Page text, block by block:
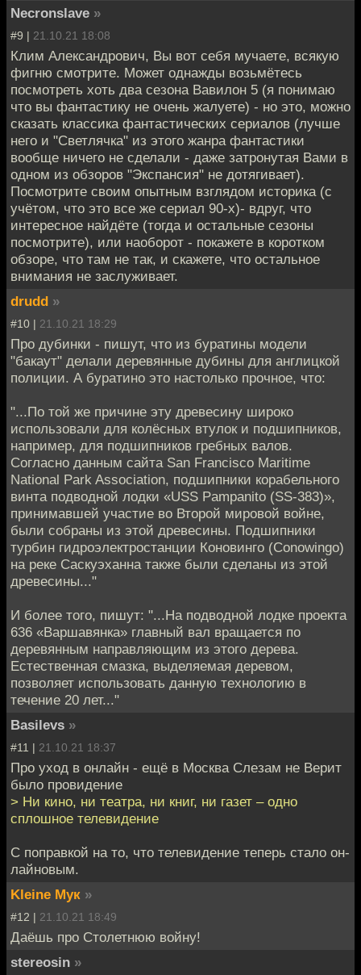
Necronslave »
#9 | 21.10.21 18:08
Клим Александрович, Вы вот себя мучаете, всякую
фигню смотрите. Может однажды возьмётесь
посмотреть хоть два сезона Вавилон 5 (я понимаю
что вы фантастику не очень жалуете) - но это, можно
сказать классика фантастических сериалов (лучше
него и "Светлячка" из этого жанра фантастики
вообще ничего не сделали - даже затронутая Вами в
одном из обзоров "Экспансия" не дотягивает).
Посмотрите своим опытным взглядом историка (с
учётом, что это все же сериал 90-х)- вдруг, что
интересное найдёте (тогда и остальные сезоны
посмотрите), или наоборот - покажете в коротком
обзоре, что там не так, и скажете, что остальное
внимания не заслуживает.
drudd »
#10 | 21.10.21 18:29
Про дубинки - пишут, что из буратины модели
"бакаут" делали деревянные дубины для англицкой
полиции. А буратино это настолько прочное, что:
"...По той же причине эту древесину широко
использовали для колёсных втулок и подшипников,
например, для подшипников гребных валов.
Согласно данным сайта San Francisco Maritime
National Park Association, подшипники корабельного
винта подводной лодки «USS Pampanito (SS-383)»,
принимавшей участие во Второй мировой войне,
были собраны из этой древесины. Подшипники
турбин гидроэлектростанции Коновинго (Conowingo)
на реке Саскуэханна также были сделаны из этой
древесины..."
И более того, пишут: "...На подводной лодке проекта
636 «Варшавянка» главный вал вращается по
деревянным направляющим из этого дерева.
Естественная смазка, выделяемая деревом,
позволяет использовать данную технологию в
течение 20 лет..."
Basilevs »
#11 | 21.10.21 18:37
Про уход в онлайн - ещё в Москва Слезам не Верит
было провидение
> Ни кино, ни театра, ни книг, ни газет – одно
сплошное телевидение
С поправкой на то, что телевидение теперь стало он-
лайновым.
Kleine Мук »
#12 | 21.10.21 18:49
Даёшь про Столетнюю войну!
stereosin »